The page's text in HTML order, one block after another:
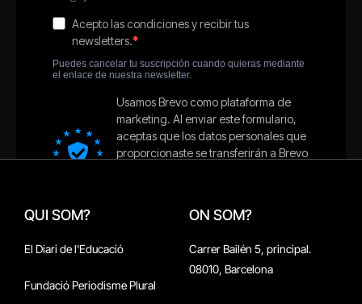
QUI SOM?
El Diari de l'Educació
Fundació Periodisme Plural
ON SOM?
Carrer Bailén 5, principal.
08010, Barcelona